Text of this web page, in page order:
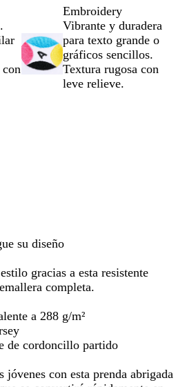
teclas
con
zoom
y
las
teclas
con
zoom
y
las
teclas
de
las
y
las
de
Embroidery
Vibrante y duradera
para texto grande o
gráficos sencillos.
Textura rugosa con
leve relieve.
su diseño
gracias a esta resistente
completa.
a 288 g/m²
de cordoncillo partido
jóvenes con esta prenda abrigada